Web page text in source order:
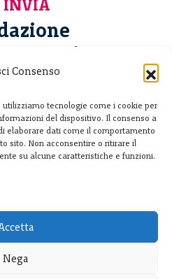
Consenso
tecnologie come i cookie per
del dispositivo. Il consenso a
elaborare dati come il comportamento
sito. Non acconsentire o ritirare il
su alcune caratteristiche e funzioni.
Nega
ETS
- Italia
02 781933
76392030